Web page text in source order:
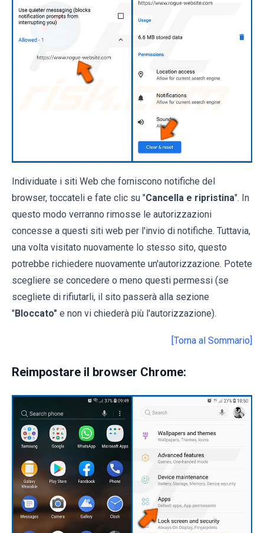
Individuate i siti Web che forniscono notifiche del
browser, toccateli e fate clic su "Cancella e ripristina". In
questo modo verranno rimosse le autorizzazioni
concesse a questi siti web per l'invio di notifiche. Tuttavia,
una volta visitato nuovamente lo stesso sito, questo
potrebbe richiedere nuovamente un'autorizzazione. Potete
scegliere se concedere o meno questi permessi (se
scegliete di rifiutarli, il sito passerà alla sezione
"Bloccato" e non vi chiederà più l'autorizzazione).
[Torna al Sommario]
Reimpostare il browser Chrome: